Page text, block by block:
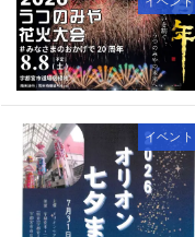
イベント